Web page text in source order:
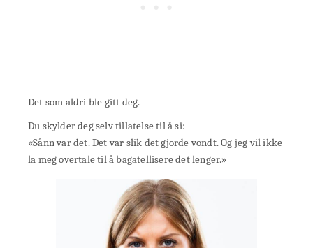
Det som aldri ble gitt deg.
Du skylder deg selv tillatelse til å si:
«Sånn var det. Det var slik det gjorde vondt. Og jeg vil ikke
la meg overtale til å bagatellisere det lenger.»